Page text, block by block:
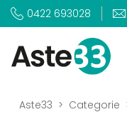
0422 693028
Aste33 Categorie